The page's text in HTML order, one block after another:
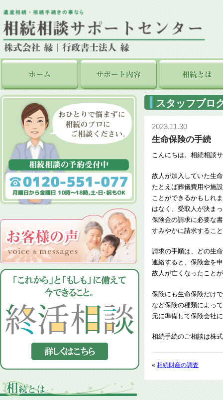
スタッフブロ
2023.11.30
生命保険の手続
こんにちは。相続相談
故人が加入していた生
たとえば葬儀費用や施
ことができるかもしれ
はなく、受取人が決ま
保険金の請求に必要な
すみやかに請求するこ
請求の手順は、どの生
連絡すると、保険金を
故人が亡くなったこと
保険にも生命保険だけ
など保険の種類によっ
元に準備して保険会社
相続手続のご相談は株
« 相続財産の調査